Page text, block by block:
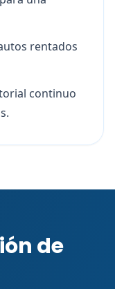
rentados
continuo
de